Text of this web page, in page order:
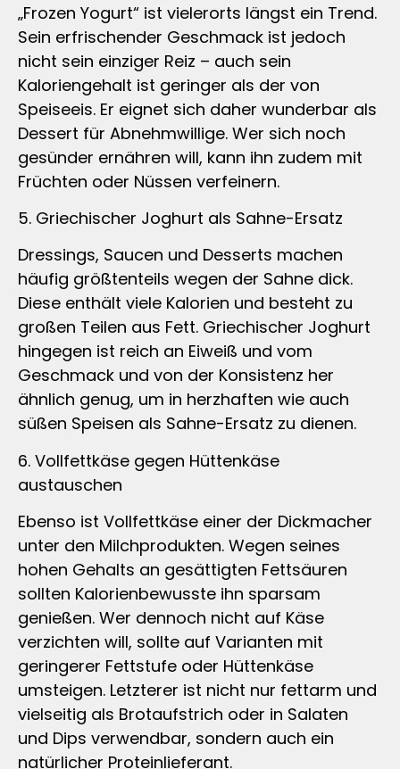
„Frozen Yogurt“ ist vielerorts längst ein Trend.
Sein erfrischender Geschmack ist jedoch
nicht sein einziger Reiz – auch sein
Kaloriengehalt ist geringer als der von
Speiseeis. Er eignet sich daher wunderbar als
Dessert für Abnehmwillige. Wer sich noch
gesünder ernähren will, kann ihn zudem mit
Früchten oder Nüssen verfeinern.
5. Griechischer Joghurt als Sahne-Ersatz
Dressings, Saucen und Desserts machen
häufig größtenteils wegen der Sahne dick.
Diese enthält viele Kalorien und besteht zu
großen Teilen aus Fett. Griechischer Joghurt
hingegen ist reich an Eiweiß und vom
Geschmack und von der Konsistenz her
ähnlich genug, um in herzhaften wie auch
süßen Speisen als Sahne-Ersatz zu dienen.
6. Vollfettkäse gegen Hüttenkäse
austauschen
Ebenso ist Vollfettkäse einer der Dickmacher
unter den Milchprodukten. Wegen seines
hohen Gehalts an gesättigten Fettsäuren
sollten Kalorienbewusste ihn sparsam
genießen. Wer dennoch nicht auf Käse
verzichten will, sollte auf Varianten mit
geringerer Fettstufe oder Hüttenkäse
umsteigen. Letzterer ist nicht nur fettarm und
vielseitig als Brotaufstrich oder in Salaten
und Dips verwendbar, sondern auch ein
natürlicher Proteinlieferant.